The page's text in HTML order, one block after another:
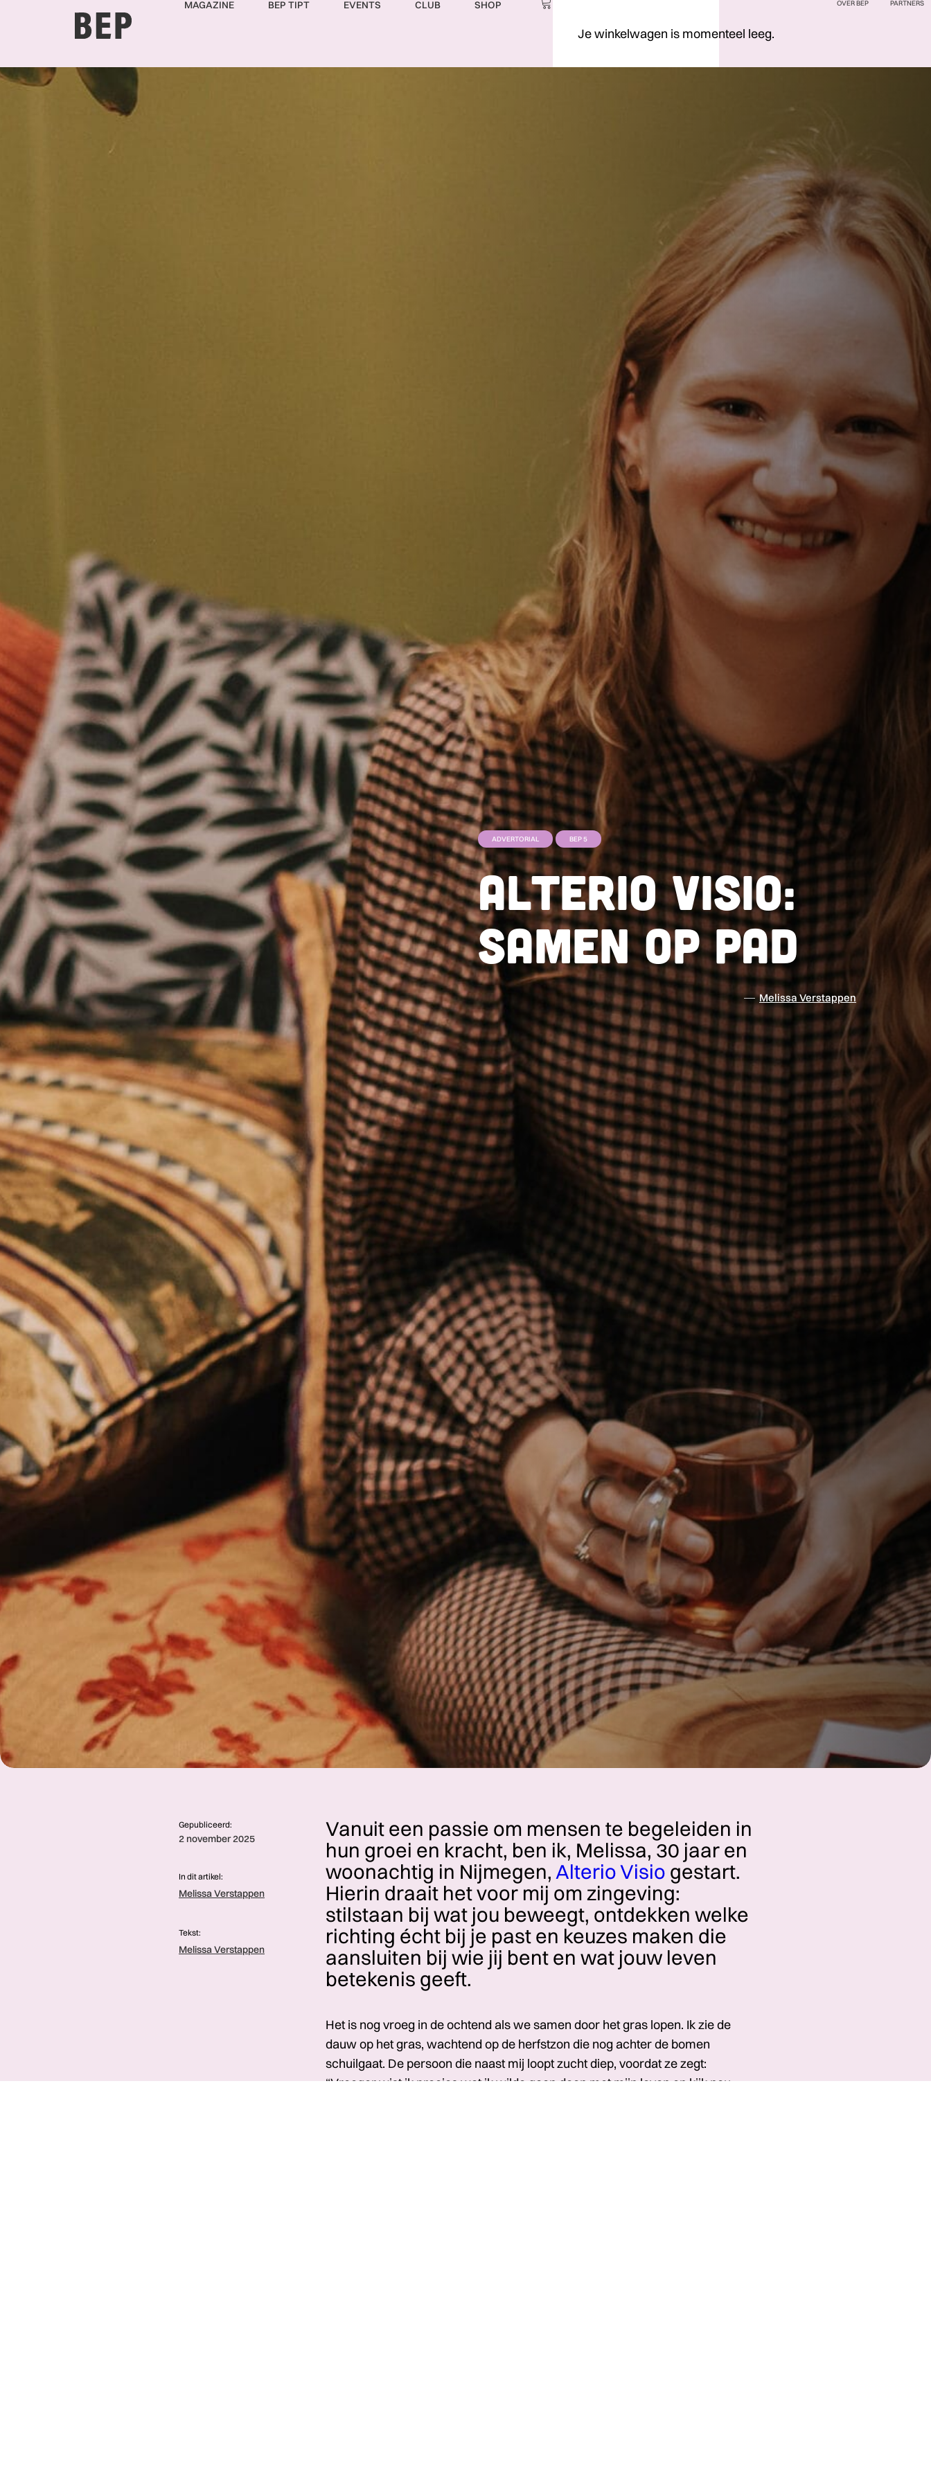
MAGAZINE BEP TIPT EVENTS CLUB SHOP OVER BEP PARTNERS
Je winkelwagen is momenteel leeg.
ADVERTORIAL BEP 5
Alterio Visio:
Samen op pad
Melissa Verstappen
Gepubliceerd:
2 november 2025
In dit artikel:
Melissa Verstappen
Tekst:
Melissa Verstappen
Vanuit een passie om mensen te begeleiden in
hun groei en kracht, ben ik, Melissa, 30 jaar en
woonachtig in Nijmegen, Alterio Visio gestart.
Hierin draait het voor mij om zingeving:
stilstaan bij wat jou beweegt, ontdekken welke
richting écht bij je past en keuzes maken die
aansluiten bij wie jij bent en wat jouw leven
betekenis geeft.
Het is nog vroeg in de ochtend als we samen door het gras lopen. Ik zie de
dauw op het gras, wachtend op de herfstzon die nog achter de bomen
schuilgaat. De persoon die naast mij loopt zucht diep, voordat ze zegt:
“Vroeger wist ik precies wat ik wilde gaan doen met mijn leven en kijk nou